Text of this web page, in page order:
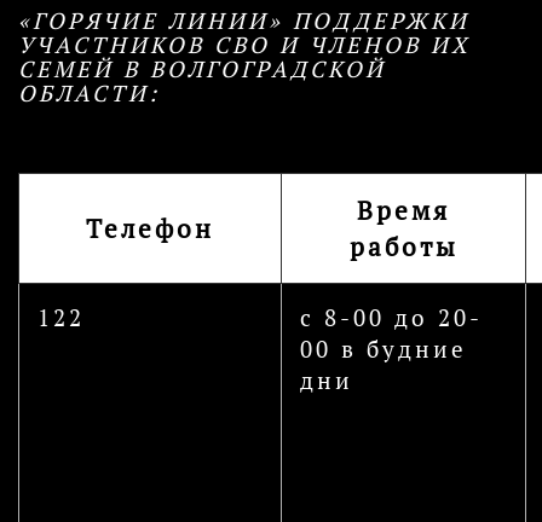
«ГОРЯЧИЕ ЛИНИИ» ПОДДЕРЖКИ
УЧАСТНИКОВ СВО И ЧЛЕНОВ ИХ
СЕМЕЙ В ВОЛГОГРАДСКОЙ
ОБЛАСТИ:
Телефон
Время
работы
122
с 8-00 до 20-
00 в будние
дни